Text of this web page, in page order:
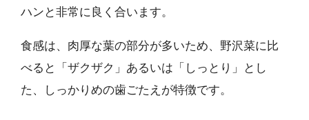
ハンと非常に良く合います。
食感は、肉厚な葉の部分が多いため、野沢菜に比
べると「ザクザク」あるいは「しっとり」とし
た、しっかりめの歯ごたえが特徴です。